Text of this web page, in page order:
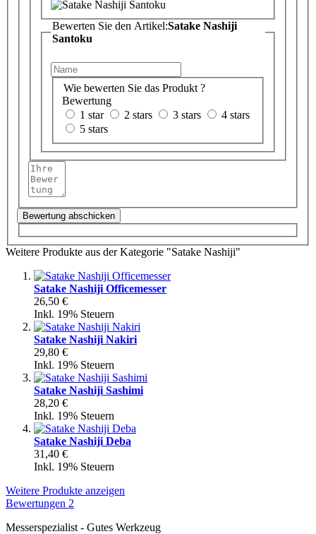
Bewerten Sie den Artikel:Satake Nashiji
Santoku
Wie bewerten Sie das Produkt ?
Bewertung
1 star
2 stars 3 stars
4 stars
5 stars
Bewertung abschicken
Weitere Produkte aus der Kategorie "Satake Nashiji"
Satake Nashiji Officemesser
26,50 €
Inkl. 19% Steuern
Satake Nashiji Nakiri
29,80 €
Inkl. 19% Steuern
Satake Nashiji Sashimi
28,20 €
Inkl. 19% Steuern
Satake Nashiji Deba
31,40 €
Inkl. 19% Steuern
Weitere Produkte anzeigen
Bewertungen 2
Messerspezialist - Gutes Werkzeug